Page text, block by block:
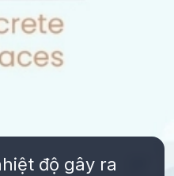
độ gây ra